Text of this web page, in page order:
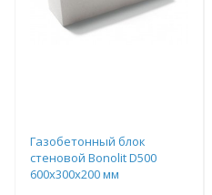
Газобетонный блок
стеновой Bonolit D500
600х300х200 мм